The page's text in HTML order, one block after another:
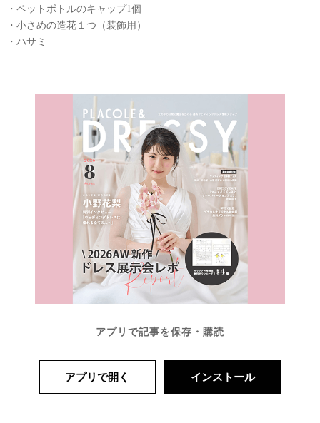
・ペットボトルのキャップ1個
・小さめの造花１つ（装飾用）
・ハサミ
アプリで記事を保存・購読
アプリで開く インストール